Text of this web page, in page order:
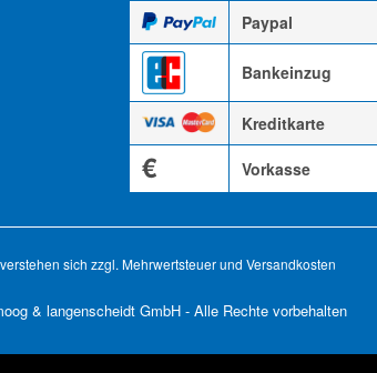
Paypal
Bankeinzug
Kreditkarte
€ Vorkasse
sich zzgl. Mehrwertsteuer und Versandkosten
& langenscheidt GmbH - Alle Rechte vorbehalten